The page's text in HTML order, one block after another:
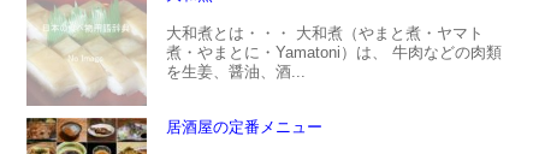
大和煮とは・・・ 大和煮（やまと煮・ヤマト
煮・やまとに・Yamatoni）は、 牛肉などの肉類
を生姜、醤油、酒...
居酒屋の定番メニュー